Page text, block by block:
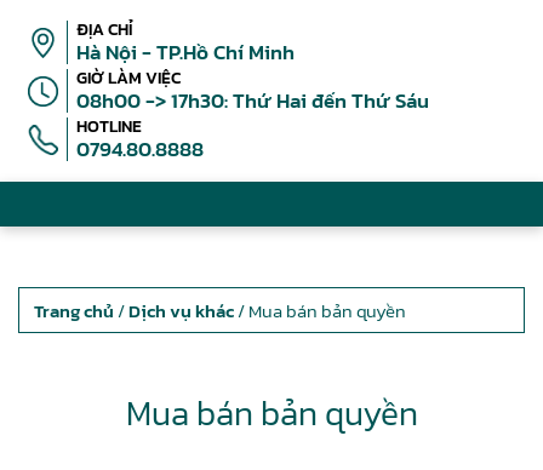
ĐỊA CHỈ
Hà Nội - TP.Hồ Chí Minh
GIỜ LÀM VIỆC
08h00 -> 17h30: Thứ Hai đến Thứ Sáu
HOTLINE
0794.80.8888
Trang chủ /Dịch vụ khác/ Mua bán bản quyền
Mua bán bản quyền